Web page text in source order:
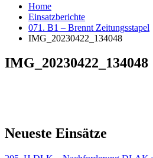
Home
Einsatzberichte
071. B1 – Brennt Zeitungsstapel
IMG_20230422_134048
IMG_20230422_134048
Neueste Einsätze